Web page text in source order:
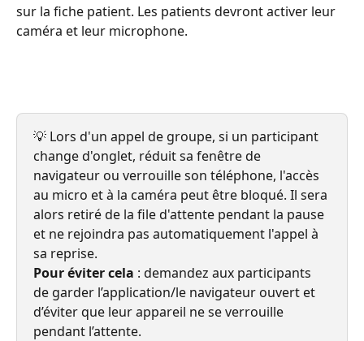
sur la fiche patient. Les patients devront activer leur
caméra et leur microphone.
💡 Lors d'un appel de groupe, si un participant
change d'onglet, réduit sa fenêtre de
navigateur ou verrouille son téléphone, l'accès
au micro et à la caméra peut être bloqué. Il sera
alors retiré de la file d'attente pendant la pause
et ne rejoindra pas automatiquement l'appel à
sa reprise.
Pour éviter cela : demandez aux participants
de garder l’application/le navigateur ouvert et
d’éviter que leur appareil ne se verrouille
pendant l’attente.